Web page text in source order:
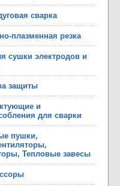
сварка
плазменная резка
сушки электродов и
защиты
и
для сварки
пушки,
Тепловые завесы